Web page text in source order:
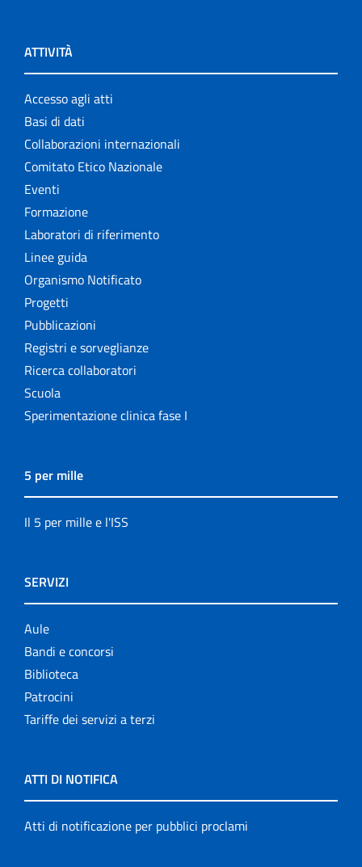
ATTIVITÀ
Accesso agli atti
Basi di dati
Collaborazioni internazionali
Comitato Etico Nazionale
Eventi
Formazione
Laboratori di riferimento
Linee guida
Organismo Notificato
Progetti
Pubblicazioni
Registri e sorveglianze
Ricerca collaboratori
Scuola
Sperimentazione clinica fase I
5 per mille
Il 5 per mille e l'ISS
SERVIZI
Aule
Bandi e concorsi
Biblioteca
Patrocini
Tariffe dei servizi a terzi
ATTI DI NOTIFICA
Atti di notificazione per pubblici proclami